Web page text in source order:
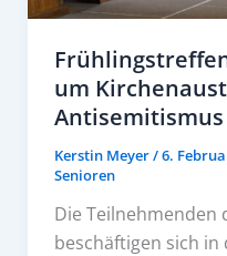
um
Antisemitismus
Kerstin Meyer/6.
Senioren
Die Teilnehmenden
beschäftigen sich in